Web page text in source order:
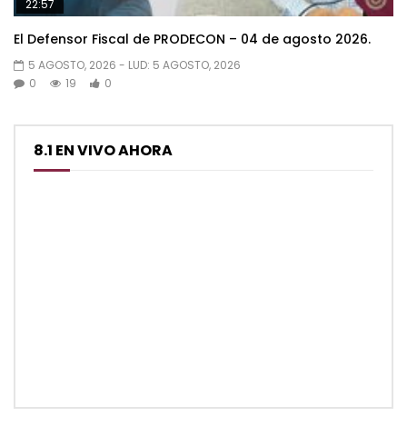
22:57
El Defensor Fiscal de PRODECON – 04 de agosto 2026.
5 AGOSTO, 2026 - LUD: 5 AGOSTO, 2026
0
19 0
8.1 EN VIVO AHORA